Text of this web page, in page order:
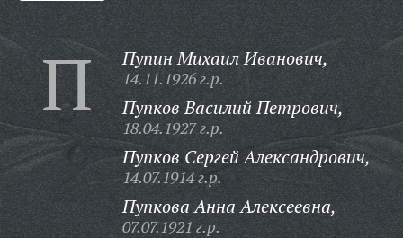
П Пупин Михаил Иванович,
14.11.1926 г.р.
Пупков Василий Петрович,
18.04.1927 г.р.
Пупков Сергей Александрович,
14.07.1914 г.р.
Пупкова Анна Алексеевна,
07.07.1921 г.р.